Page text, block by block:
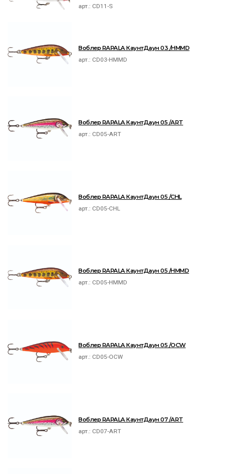
арт.: CD11-S
Воблер RAPALA КаунтДаун 03 /HMMD
арт.: CD03-HMMD
Воблер RAPALA КаунтДаун 05 /ART
арт.: CD05-ART
Воблер RAPALA КаунтДаун 05 /CHL
арт.: CD05-CHL
Воблер RAPALA КаунтДаун 05 /HMMD
арт.: CD05-HMMD
Воблер RAPALA КаунтДаун 05 /OCW
арт.: CD05-OCW
Воблер RAPALA КаунтДаун 07 /ART
арт.: CD07-ART